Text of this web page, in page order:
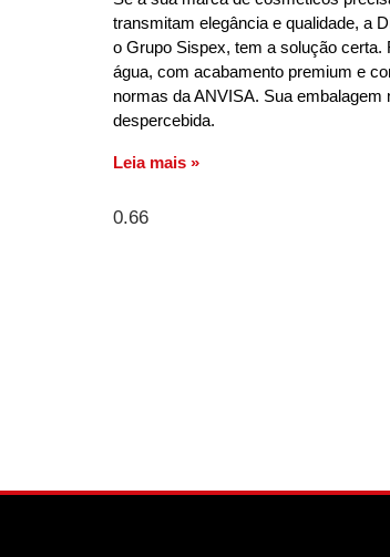
transmitam elegância e qualidade, a
o Grupo Sispex, tem a solução certa.
água, com acabamento premium e
normas da ANVISA. Sua embalagem
despercebida.
Leia mais »